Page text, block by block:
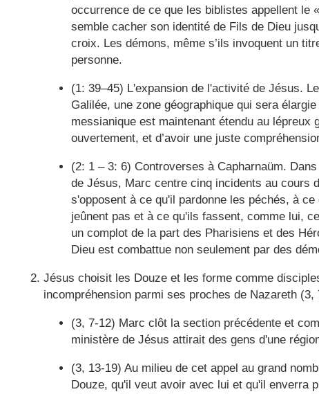
occurrence de ce que les biblistes appellent le
semble cacher son identité de Fils de Dieu
croix. Les démons, même s’ils invoquent un
personne.
(1: 39–45) L'expansion de l'activité de Jésus.
Galilée, une zone géographique qui sera
messianique est maintenant étendu au
ouvertement, et d’avoir une juste
(2: 1 – 3: 6) Controverses à Capharnaüm.
de Jésus, Marc centre cinq incidents au cours
s'opposent à ce qu'il pardonne les péchés, à
jeûnent pas et à ce qu'ils fassent, comme lui,
un complot de la part des Pharisiens et des
Dieu est combattue non seulement par des
Jésus choisit les Douze et les forme comme
incompréhension parmi ses proches de Nazareth (3,
(3, 7-12) Marc clôt la section précédente et
ministère de Jésus attirait des gens d'une
(3, 13-19) Au milieu de cet appel au grand
Douze, qu'il veut avoir avec lui et qu'il enverra